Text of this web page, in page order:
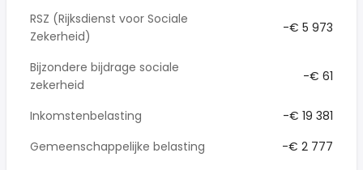
RSZ (Rijksdienst voor Sociale
Zekerheid)
-€ 5 973
Bijzondere bijdrage sociale
zekerheid
-€ 61
Inkomstenbelasting
-€ 19 381
Gemeenschappelijke belasting
-€ 2 777